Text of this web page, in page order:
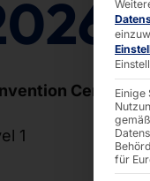
Center
1
Einige
für